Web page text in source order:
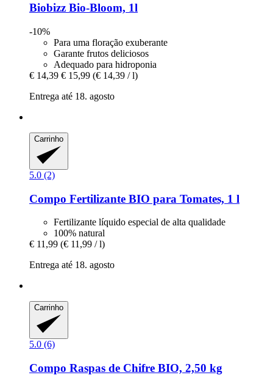
Biobizz Bio-​Bloom, 1l
-10%
Para uma floração exuberante
Garante frutos deliciosos
Adequado para hidroponia
€ 14,39 € 15,99 (€ 14,39 / l)
Entrega até 18. agosto
Carrinho
5.0 (2)
Compo Fertilizante BIO para Tomates, 1 l
Fertilizante líquido especial de alta qualidade
100% natural
€ 11,99 (€ 11,99 / l)
Entrega até 18. agosto
Carrinho
5.0 (6)
Compo Raspas de Chifre BIO, 2,50 kg